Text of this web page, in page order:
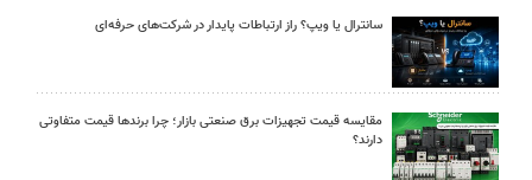
سانترال یا ویپ؟ راز ارتباطات پایدار در شرکت‌های حرفه‌ای
مقایسه قیمت تجهیزات برق صنعتی بازار؛ چرا برندها قیمت متفاوتی
دارند؟